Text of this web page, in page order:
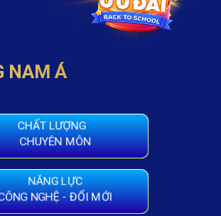
NAM Á
CHẤT LƯỢNG
CHUYÊN MÔN
NĂNG LỰC
NGHỆ - ĐỔI MỚI